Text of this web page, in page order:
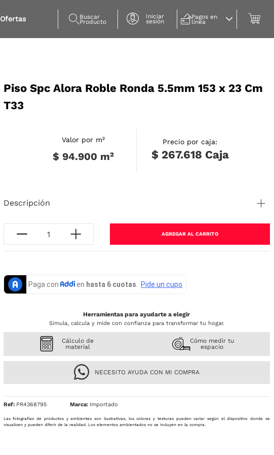
Ofertas Buscar
Producto
Iniciar
sesión
Pagos en
línea
Piso Spc Alora Roble Ronda 5.5mm 153 x 23 Cm
T33
Valor por m²
$ 94.900 m²
Precio por caja:
$ 267.618 Caja
Descripción
AGREGAR AL CARRITO
Herramientas para ayudarte a elegir
Simula, calcula y mide con confianza para transformar tu hogar.
Cálculo de
material
Cómo medir tu
espacio
NECESITO AYUDA CON MI COMPRA
Ref: PR4368795 Importado
Las fotografías de productos y ambientes son ilustrativas, los colores y texturas pueden variar según el dispositivo donde se
visualicen y pueden diferir de la realidad. Los elementos ambientados no se incluyen en la compra.